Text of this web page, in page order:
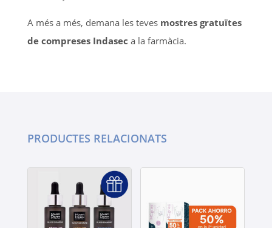
A més a més, demana les teves mostres gratuïtes
de compreses Indasec a la farmàcia.
PRODUCTES RELACIONATS